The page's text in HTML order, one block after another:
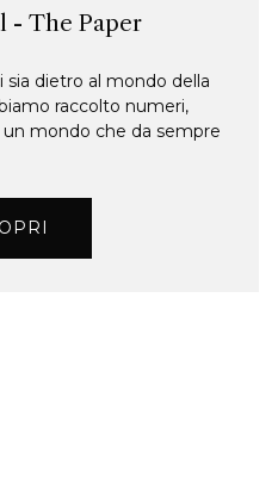
- The Paper
sia dietro al mondo della
raccolto numeri,
mondo che da sempre